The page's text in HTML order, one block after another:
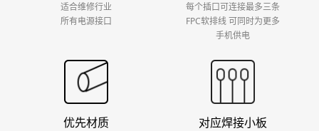
适合维修行业
所有电源接口
每个插口可连接最多三条
FPC软排线 可同时为更多
手机供电
优先材质 对应焊接小板